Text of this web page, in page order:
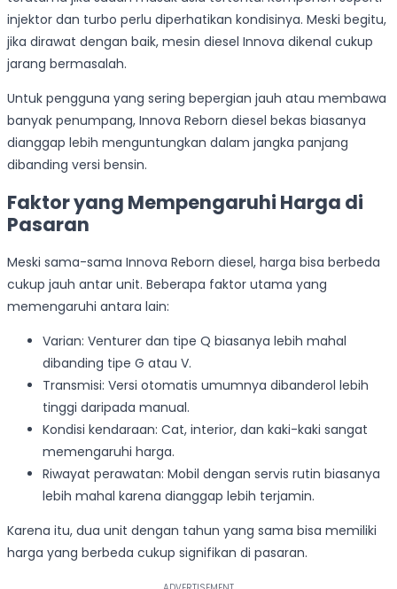
injektor dan turbo perlu diperhatikan kondisinya. Meski begitu,
jika dirawat dengan baik, mesin diesel Innova dikenal cukup
jarang bermasalah.
Untuk pengguna yang sering bepergian jauh atau membawa
banyak penumpang, Innova Reborn diesel bekas biasanya
dianggap lebih menguntungkan dalam jangka panjang
dibanding versi bensin.
Faktor yang Mempengaruhi Harga di
Pasaran
Meski sama-sama Innova Reborn diesel, harga bisa berbeda
cukup jauh antar unit. Beberapa faktor utama yang
memengaruhi antara lain:
Varian: Venturer dan tipe Q biasanya lebih mahal
dibanding tipe G atau V.
Transmisi: Versi otomatis umumnya dibanderol lebih
tinggi daripada manual.
Kondisi kendaraan: Cat, interior, dan kaki-kaki sangat
memengaruhi harga.
Riwayat perawatan: Mobil dengan servis rutin biasanya
lebih mahal karena dianggap lebih terjamin.
Karena itu, dua unit dengan tahun yang sama bisa memiliki
harga yang berbeda cukup signifikan di pasaran.